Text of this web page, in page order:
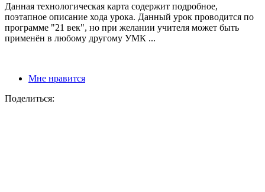
Данная технологическая карта содержит подробное,
поэтапное описание хода урока. Данный урок проводится по
программе "21 век", но при желании учителя может быть
применён в любому другому УМК ...
Мне нравится
Поделиться: